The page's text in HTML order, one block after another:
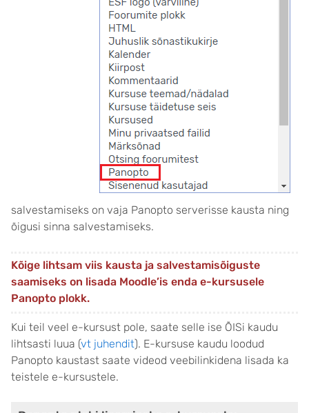
salvestamiseks on vaja Panopto serverisse kausta ning
õigusi sinna salvestamiseks.
Kõige lihtsam viis kausta ja salvestamisõiguste
saamiseks on lisada Moodle’is enda e-kursusele
Panopto plokk.
Kui teil veel e-kursust pole, saate selle ise ÕISi kaudu
lihtsasti luua (vt juhendit). E-kursuse kaudu loodud
Panopto kaustast saate videod veebilinkidena lisada ka
teistele e-kursustele.